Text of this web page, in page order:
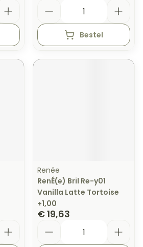
Bestel
Renée
RenÉ(e) Bril Re-y01
Vanilla Latte Tortoise
+1,00
€ 19,63